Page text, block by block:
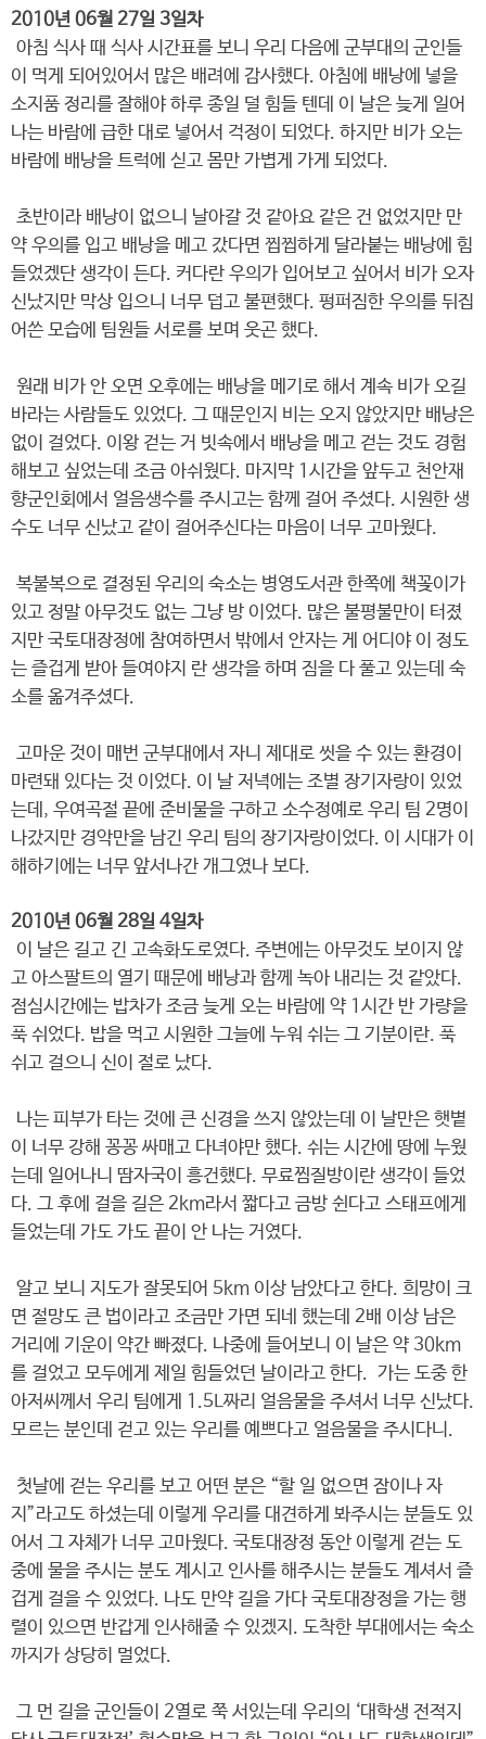
2010년 06월 27일 3일차
아침 식사 때 식사 시간표를 보니 우리 다음에 군부대의 군인들
이 먹게 되어있어서 많은 배려에 감사했다. 아침에 배낭에 넣을
소지품 정리를 잘해야 하루 종일 덜 힘들 텐데 이 날은 늦게 일어
나는 바람에 급한 대로 넣어서 걱정이 되었다. 하지만 비가 오는
바람에 배낭을 트럭에 싣고 몸만 가볍게 가게 되었다.
초반이라 배낭이 없으니 날아갈 것 같아요 같은 건 없었지만 만
약 우의를 입고 배낭을 메고 갔다면 찝찝하게 달라붙는 배낭에 힘
들었겠단 생각이 든다. 커다란 우의가 입어보고 싶어서 비가 오자
신났지만 막상 입으니 너무 덥고 불편했다. 펑퍼짐한 우의를 뒤집
어쓴 모습에 팀원들 서로를 보며 웃곤 했다.
원래 비가 안 오면 오후에는 배낭을 메기로 해서 계속 비가 오길
바라는 사람들도 있었다. 그 때문인지 비는 오지 않았지만 배낭은
없이 걸었다. 이왕 걷는 거 빗속에서 배낭을 메고 걷는 것도 경험
해보고 싶었는데 조금 아쉬웠다. 마지막 1시간을 앞두고 천안재
향군인회에서 얼음생수를 주시고는 함께 걸어 주셨다. 시원한 생
수도 너무 신났고 같이 걸어주신다는 마음이 너무 고마웠다.
복불복으로 결정된 우리의 숙소는 병영도서관 한쪽에 책꽂이가
있고 정말 아무것도 없는 그냥 방 이었다. 많은 불평불만이 터졌
지만 국토대장정에 참여하면서 밖에서 안자는 게 어디야 이 정도
는 즐겁게 받아 들여야지 란 생각을 하며 짐을 다 풀고 있는데 숙
소를 옮겨주셨다.
고마운 것이 매번 군부대에서 자니 제대로 씻을 수 있는 환경이
마련돼 있다는 것 이었다. 이 날 저녁에는 조별 장기자랑이 있었
는데, 우여곡절 끝에 준비물을 구하고 소수정예로 우리 팀 2명이
나갔지만 경악만을 남긴 우리 팀의 장기자랑이었다. 이 시대가 이
해하기에는 너무 앞서나간 개그였나 보다.
2010년 06월 28일 4일차
이 날은 길고 긴 고속화도로였다. 주변에는 아무것도 보이지 않
고 아스팔트의 열기 때문에 배낭과 함께 녹아 내리는 것 같았다.
점심시간에는 밥차가 조금 늦게 오는 바람에 약 1시간 반 가량을
푹 쉬었다. 밥을 먹고 시원한 그늘에 누워 쉬는 그 기분이란. 푹
쉬고 걸으니 신이 절로 났다.
나는 피부가 타는 것에 큰 신경을 쓰지 않았는데 이 날만은 햇볕
이 너무 강해 꽁꽁 싸매고 다녀야만 했다. 쉬는 시간에 땅에 누웠
는데 일어나니 땀자국이 흥건했다. 무료찜질방이란 생각이 들었
다. 그 후에 걸을 길은 2km라서 짧다고 금방 쉰다고 스태프에게
들었는데 가도 가도 끝이 안 나는 거였다.
알고 보니 지도가 잘못되어 5km 이상 남았다고 한다. 희망이 크
면 절망도 큰 법이라고 조금만 가면 되네 했는데 2배 이상 남은
거리에 기운이 약간 빠졌다. 나중에 들어보니 이 날은 약 30km
를 걸었고 모두에게 제일 힘들었던 날이라고 한다. 가는 도중 한
아저씨께서 우리 팀에게 1.5L짜리 얼음물을 주셔서 너무 신났다.
모르는 분인데 걷고 있는 우리를 예쁘다고 얼음물을 주시다니.
첫날에 걷는 우리를 보고 어떤 분은 “할 일 없으면 잠이나 자
지”라고도 하셨는데 이렇게 우리를 대견하게 봐주시는 분들도 있
어서 그 자체가 너무 고마웠다. 국토대장정 동안 이렇게 걷는 도
중에 물을 주시는 분도 계시고 인사를 해주시는 분들도 계셔서 즐
겁게 걸을 수 있었다. 나도 만약 길을 가다 국토대장정을 가는 행
렬이 있으면 반갑게 인사해줄 수 있겠지. 도착한 부대에서는 숙소
까지가 상당히 멀었다.
그 먼 길을 군인들이 2열로 쭉 서있는데 우리의 ‘대학생 전적지